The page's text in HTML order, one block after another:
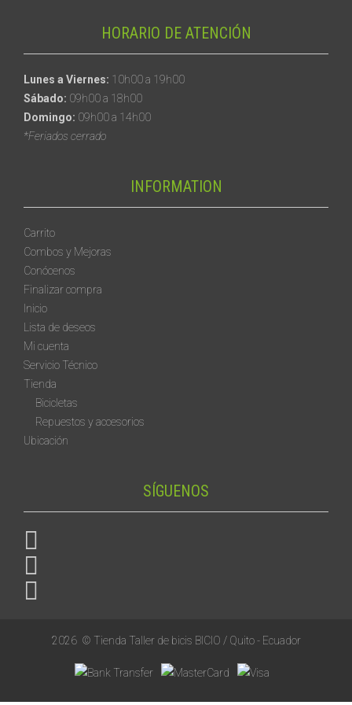
HORARIO DE ATENCIÓN
Lunes a Viernes: 10h00 a 19h00
Sábado: 09h00 a 18h00
Domingo: 09h00 a 14h00
*Feriados cerrado
INFORMATION
Carrito
Combos y Mejoras
Conócenos
Finalizar compra
Inicio
Lista de deseos
Mi cuenta
Servicio Técnico
Tienda
Bicicletas
Repuestos y accesorios
Ubicación
SÍGUENOS
2026 © Tienda Taller de bicis BICIO / Quito - Ecuador